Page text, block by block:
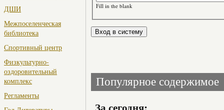
ДШИ
Межпоселенческая
библиотека
Спортивный центр
Физкультурно-
оздоровительный
комплекс
Регламенты
Fill in the blank
Популярное содержимое